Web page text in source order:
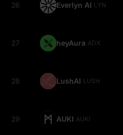
26 Everlyn AI LYN
27 heyAura ADX
28 LushAI LUSH
29 AUKI AUKI